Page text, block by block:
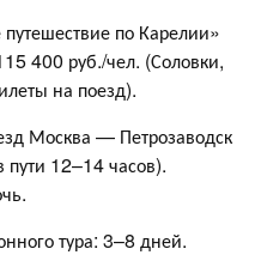
по Карелии»
400 руб./чел. (Соловки,
на поезд).
Москва — Петрозаводск
пути 12–14 часов).
тура: 3–8 дней.